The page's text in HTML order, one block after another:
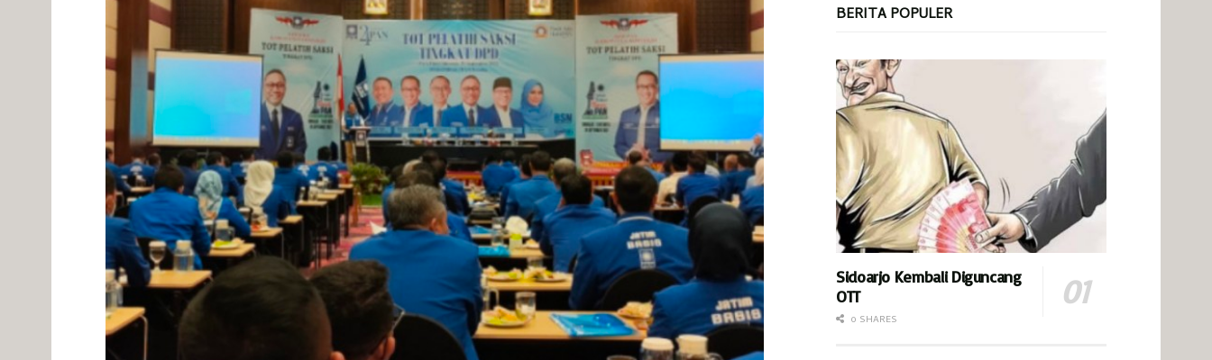
BERITA POPULER
Sidoarjo Kembali Diguncang
OTT
0 SHARES